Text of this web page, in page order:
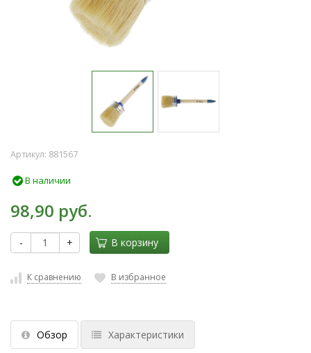
Артикул: 881567
В наличии
98,90 руб.
- + В корзину
К сравнению В избранное
Обзор Характеристики